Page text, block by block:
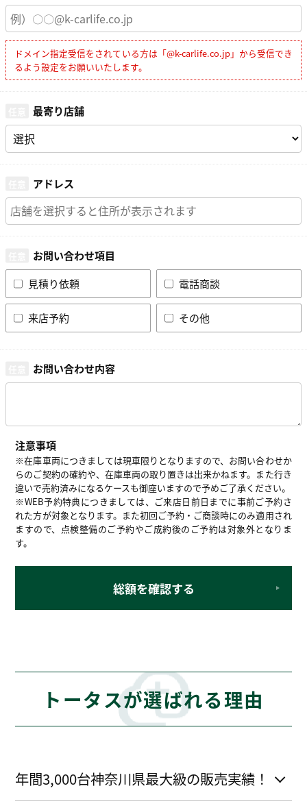
ドメイン指定受信をされている方は「@k-carlife.co.jp」から受信でき
るよう設定をお願いいたします。
最寄り店舗
アドレス
お問い合わせ項目
見積り依頼
電話商談
来店予約 その他
お問い合わせ内容
注意事項
※在庫車両につきましては現車限りとなりますので、お問い合わせか
らのご契約の確約や、在庫車両の取り置きは出来かねます。また行き
違いで売約済みになるケースも御座いますので予めご了承ください。
※WEB予約特典につきましては、ご来店日前日までに事前ご予約さ
れた方が対象となります。また初回ご予約・ご商談時にのみ適用され
ますので、点検整備のご予約やご成約後のご予約は対象外となりま
す。
総額を確認する
トータスが選ばれる理由
年間3,000台神奈川県最大級の販売実績！